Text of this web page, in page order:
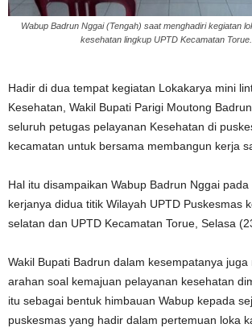
Wabup Badrun Nggai (Tengah) saat menghadiri kegiatan
kesehatan lingkup UPTD Kecamatan Torue.
Hadir di dua tempat kegiatan Lokakarya mini
Kesehatan, Wakil Bupati Parigi Moutong
seluruh petugas pelayanan Kesehatan di
kecamatan untuk bersama membangun kerja
Hal itu disampaikan Wabup Badrun Nggai
kerjanya didua titik Wilayah UPTD Puskesmas
selatan dan UPTD Kecamatan Torue, Selasa
Wakil Bupati Badrun dalam kesempatanya juga
arahan soal kemajuan pelayanan kesehatan
itu sebagai bentuk himbauan Wabup kepada
puskesmas yang hadir dalam pertemuan loka